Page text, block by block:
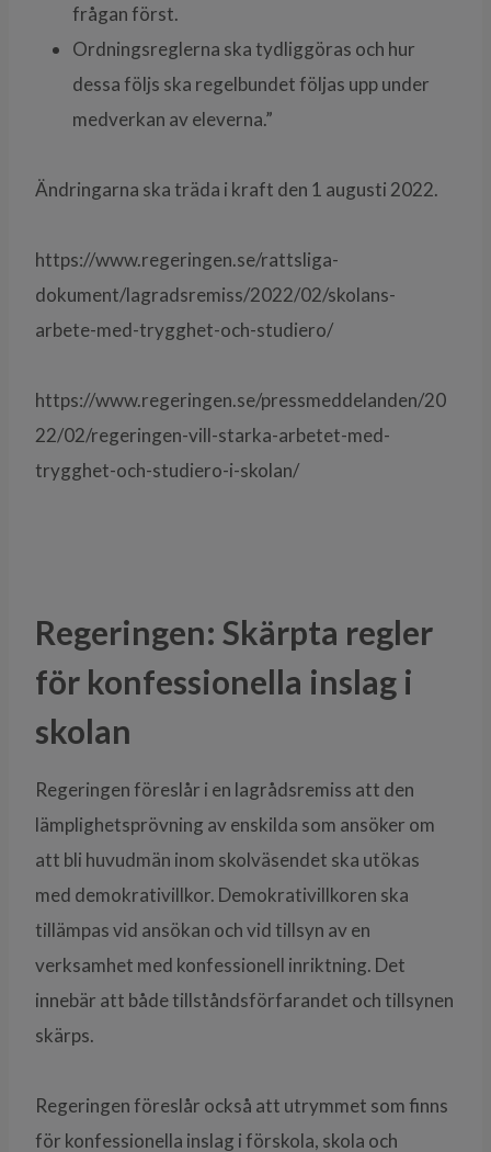
frågan först.
Ordningsreglerna ska tydliggöras och hur
dessa följs ska regelbundet följas upp under
medverkan av eleverna.”
Ändringarna ska träda i kraft den 1 augusti 2022.
https://www.regeringen.se/rattsliga-
dokument/lagradsremiss/2022/02/skolans-
arbete-med-trygghet-och-studiero/
https://www.regeringen.se/pressmeddelanden/20
22/02/regeringen-vill-starka-arbetet-med-
trygghet-och-studiero-i-skolan/
Regeringen: Skärpta regler
för konfessionella inslag i
skolan
Regeringen föreslår i en lagrådsremiss att den
lämplighetsprövning av enskilda som ansöker om
att bli huvudmän inom skolväsendet ska utökas
med demokrativillkor. Demokrativillkoren ska
tillämpas vid ansökan och vid tillsyn av en
verksamhet med konfessionell inriktning. Det
innebär att både tillståndsförfarandet och tillsynen
skärps.
Regeringen föreslår också att utrymmet som finns
för konfessionella inslag i förskola, skola och